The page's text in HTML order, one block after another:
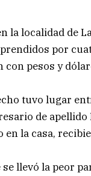
la localidad de
por
pesos y
tuvo lugar
de
en la casa,
llevó la peor